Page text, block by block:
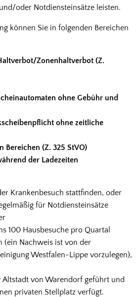
oder Notdiensteinsätze leisten.
können Sie in folgenden Bereichen
Zonenhaltverbot (Z.
ohne Gebühr und
ohne zeitliche
Bereichen (Z. 325 StVO)
der Ladezeiten
Krankenbesuch stattfinden, oder
für Notdiensteinsätze
100 Hausbesuche pro Quartal
(ein Nachweis ist von der
Westfalen-Lippe vorzulegen),
von Warendorf geführt und
privaten Stellplatz verfügt.